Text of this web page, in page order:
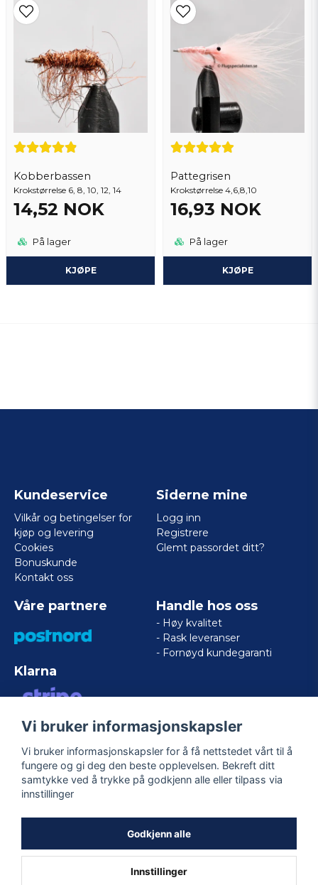
Kobberbassen
Krokstørrelse 6, 8, 10, 12, 14
14,52 NOK
På lager
KJØPE
Pattegrisen
Krokstørrelse 4,6,8,10
16,93 NOK
På lager
KJØPE
Kundeservice
Vilkår og betingelser for
kjøp og levering
Cookies
Bonuskunde
Kontakt oss
Siderne mine
Logg inn
Registrere
Glemt passordet ditt?
Våre partnere
Klarna
VISA/MASTERCARD/AMERICAN
Handle hos oss
- Høy kvalitet
- Rask leveranser
- Fornøyd kundegaranti
Følg oss
Vi bruker informasjonskapsler
Vi bruker informasjonskapsler for å få nettstedet vårt til å
fungere og gi deg den beste opplevelsen. Bekreft ditt
samtykke ved å trykke på godkjenn alle eller tilpass via
innstillinger
Godkjenn alle
Innstillinger